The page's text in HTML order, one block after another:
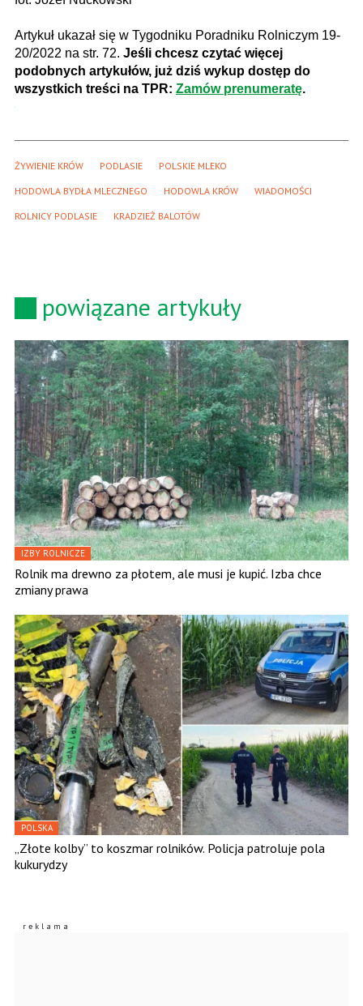
Artykuł ukazał się w Tygodniku Poradniku Rolniczym 19-
20/2022 na str. 72. Jeśli chcesz czytać więcej
podobnych artykułów, już dziś wykup dostęp do
wszystkich treści na TPR: Zamów prenumeratę.
ŻYWIENIE KRÓW PODLASIE POLSKIE MLEKO
HODOWLA BYDŁA MLECZNEGO HODOWLA KRÓW WIADOMOŚCI
ROLNICY PODLASIE KRADZIEŻ BALOTÓW
powiązane artykuły
IZBY ROLNICZE
Rolnik ma drewno za płotem, ale musi je kupić. Izba chce
zmiany prawa
POLSKA
„Złote kolby” to koszmar rolników. Policja patroluje pola
kukurydzy